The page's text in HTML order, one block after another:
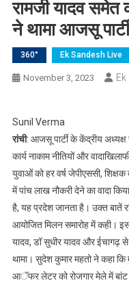
रामजी यादव समेत
ने थामा आजसू
360° Ek Sandesh Live
November 3, 2023
Sunil Verma
रांची: आजसू पार्टी के केंद्रीय
कार्य नाकाम नीतियों और
युवाओं को हर वर्ष जेपीएससी,
में पांच लाख नौकरी देने का वादा
है, यह प्रदेश जानता है। उक्त बातें
आयोजित मिलन समारोह में कही। इस
यादव, डॉ सुधीर यादव और ईचागढ़ से
थामा। सुदेश कुमार महतो ने कहा कि
आॅफर लेटर को रोजगार मेले में बांट